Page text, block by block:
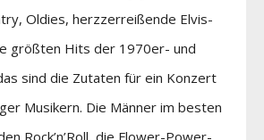
Oldies, herzzerreißende Elvis-
größten Hits der 1970er- und
sind die Zutaten für ein Konzert
Musikern. Die Männer im besten